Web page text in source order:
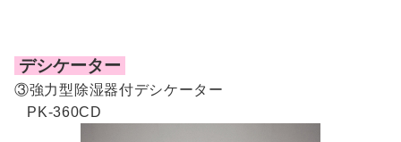
デシケーター
③強力型除湿器付デシケーター
PK-360CD